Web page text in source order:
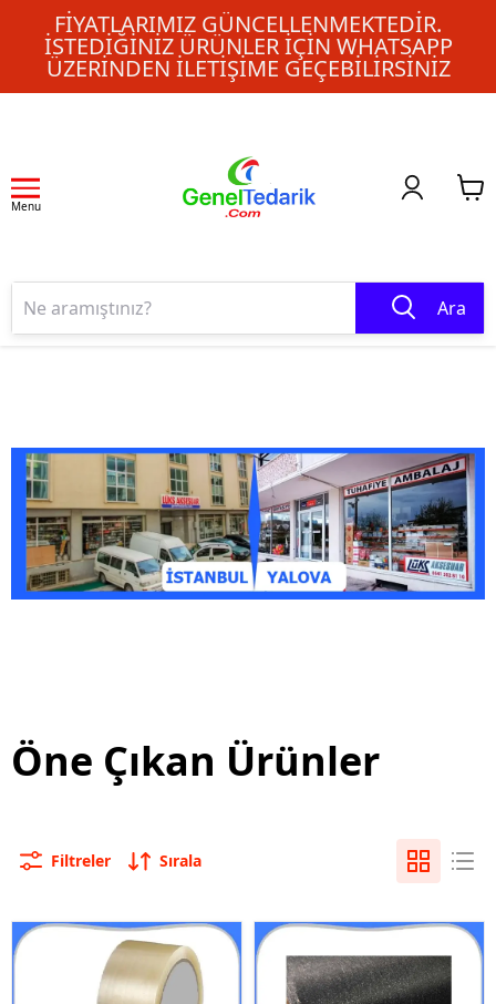
FIYATLARIMIZ GÜNCELLENMEKTEDIR.
İSTEDIĞINIZ ÜRÜNLER IÇIN WHATSAPP
ÜZERINDEN ILETIŞIME GEÇEBILIRSINIZ
Menu
Ara
Öne Çıkan Ürünler
Filtreler Sırala